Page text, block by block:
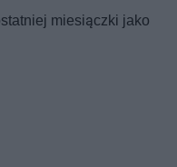
miesiączki jako